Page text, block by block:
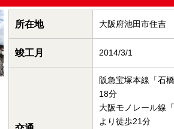
所在地 大阪府池田市住吉
竣工月 2014/3/1
阪急宝塚本線「石
18分
大阪モノレール線
より徒歩21分